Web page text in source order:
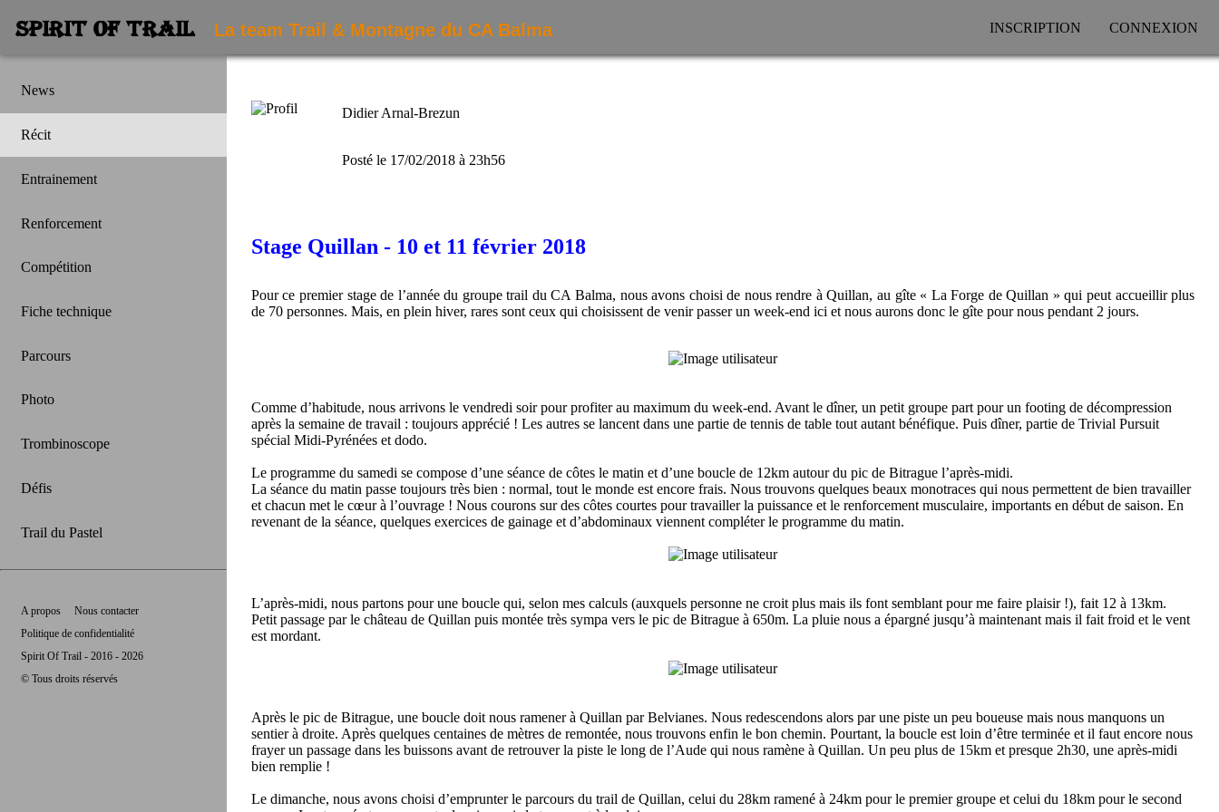
SPIRIT OF TRAIL La team Trail & Montagne du CA Balma INSCRIPTION CONNEXION
News
Récit
Entrainement
Renforcement
Compétition
Fiche technique
Parcours
Photo
Trombinoscope
Défis
Trail du Pastel
A propos
Nous contacter
Politique de confidentialité
Spirit Of Trail - 2016 - 2026
© Tous droits réservés
Didier Arnal-Brezun
Posté le 17/02/2018 à 23h56
Stage Quillan - 10 et 11 février 2018
Pour ce premier stage de l’année du groupe trail du CA Balma, nous avons choisi de nous rendre à Quillan, au gîte « La Forge de Quillan » qui peut accueillir plus
de 70 personnes. Mais, en plein hiver, rares sont ceux qui choisissent de venir passer un week-end ici et nous aurons donc le gîte pour nous pendant 2 jours.
Comme d’habitude, nous arrivons le vendredi soir pour profiter au maximum du week-end. Avant le dîner, un petit groupe part pour un footing de décompression
après la semaine de travail : toujours apprécié ! Les autres se lancent dans une partie de tennis de table tout autant bénéfique. Puis dîner, partie de Trivial Pursuit
spécial Midi-Pyrénées et dodo.
Le programme du samedi se compose d’une séance de côtes le matin et d’une boucle de 12km autour du pic de Bitrague l’après-midi.
La séance du matin passe toujours très bien : normal, tout le monde est encore frais. Nous trouvons quelques beaux monotraces qui nous permettent de bien travailler
et chacun met le cœur à l’ouvrage ! Nous courons sur des côtes courtes pour travailler la puissance et le renforcement musculaire, importants en début de saison. En
revenant de la séance, quelques exercices de gainage et d’abdominaux viennent compléter le programme du matin.
L’après-midi, nous partons pour une boucle qui, selon mes calculs (auxquels personne ne croit plus mais ils font semblant pour me faire plaisir !), fait 12 à 13km.
Petit passage par le château de Quillan puis montée très sympa vers le pic de Bitrague à 650m. La pluie nous a épargné jusqu’à maintenant mais il fait froid et le vent
est mordant.
Après le pic de Bitrague, une boucle doit nous ramener à Quillan par Belvianes. Nous redescendons alors par une piste un peu boueuse mais nous manquons un
sentier à droite. Après quelques centaines de mètres de remontée, nous trouvons enfin le bon chemin. Pourtant, la boucle est loin d’être terminée et il faut encore nous
frayer un passage dans les buissons avant de retrouver la piste le long de l’Aude qui nous ramène à Quillan. Un peu plus de 15km et presque 2h30, une après-midi
bien remplie !
Le dimanche, nous avons choisi d’emprunter le parcours du trail de Quillan, celui du 28km ramené à 24km pour le premier groupe et celui du 18km pour le second